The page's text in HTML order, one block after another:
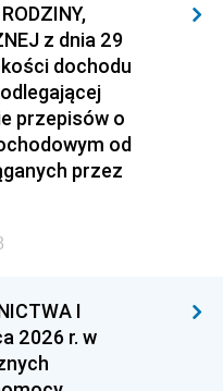
z dnia 29
dochodu
przepisów o
od
przez
I
2026 r. w